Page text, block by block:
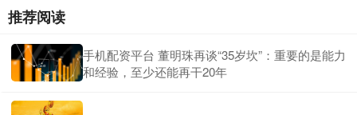
推荐阅读
手机配资平台 董明珠再谈“35岁坎”：重要的是能力
和经验，至少还能再干20年